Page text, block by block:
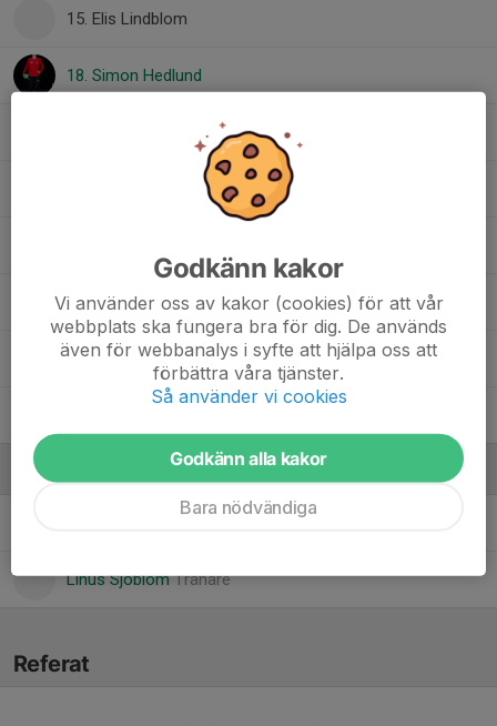
15. Elis Lindblom
18. Simon Hedlund
29. Oscar Westblad
35. Emmet Broman
38. Carl Ahldén
Ledare
Linus SjöblomTränare
Referat
Godkänn kakor
Vi använder oss av kakor (cookies) för att vår
webbplats ska fungera bra för dig. De används
även för webbanalys i syfte att hjälpa oss att
förbättra våra tjänster.
Så använder vi cookies
Godkänn alla kakor
Bara nödvändiga